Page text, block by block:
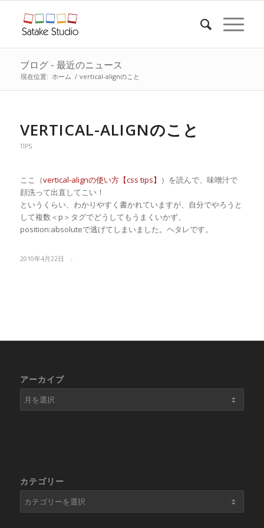
ブログ - 最近のニュース
現在位置: ホーム / vertical-alignのこと
VERTICAL-ALIGNのこと
TIPS
ここ（vertical-alignの使い方【css tips】 ）を読んで、味噌汁で
顔洗って出直してこい！
というくらい、わかりやすく書かれていますが、自分でやろうと
して複数＜p＞タグでどうしてもうまくいかず、
position:absoluteで逃げてしまいました。ヘタレです。
2010年4月22日 /
アーカイブ
カテゴリー
テ